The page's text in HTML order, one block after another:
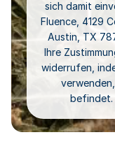
sich damit
Fluence, 4129
Austin, TX
Ihre
widerrufen,
befindet.